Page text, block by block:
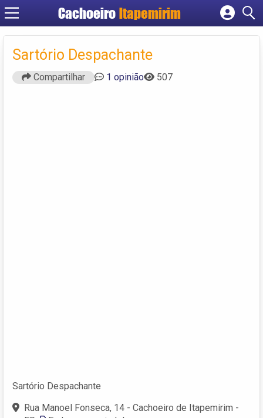
Cachoeiro Itapemirim
Cadastrar empresa
Criar conta
Sartório Despachante
Compartilhar 1 opinião 507
Sartório Despachante
Rua Manoel Fonseca, 14 - Cachoeiro de Itapemirim -